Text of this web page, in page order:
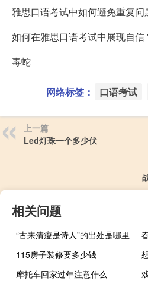
雅思口语考试中如何避免重复问
如何在雅思口语考试中展现自信
毒蛇
网络标签： 口语考试
上一篇
Led灯珠一个多少伏
相关问题
“古来清瘦是诗人”的出处是哪里
115房子装修要多少钱
摩托车回家过年注意什么